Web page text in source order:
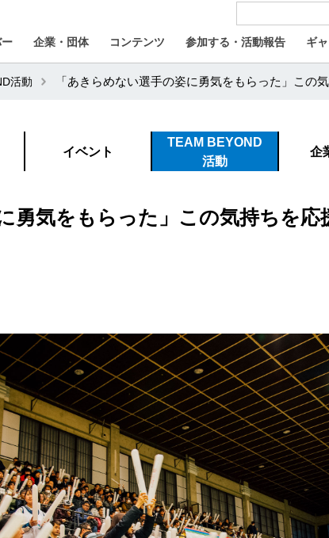
ー 企業・団体 コンテンツ 参加する・活動報告 ギ
活動 「あきらめない選手の姿に勇気をもらった」この
イベント
TEAM BEYOND
活動
企
勇気をもらった」この気持ちを応